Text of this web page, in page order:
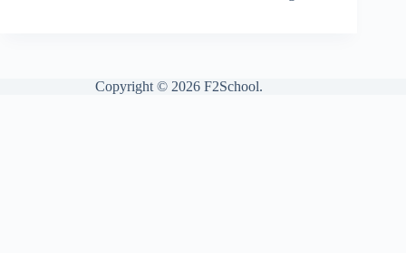
Copyright © 2026 F2School.